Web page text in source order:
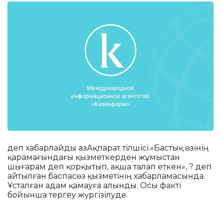
деп хабарлайды ҚазАқпарат тілшісі.«Бастық өзінің
қарамағындағы қызметкерден жұмыстан
шығарам деп қорқытып, ақша талап еткен», ? деп
айтылған баспасөз қызметінің хабарламасында.
Ұсталған адам қамауға алынды. Осы факті
бойынша тергеу жүргізілуде.